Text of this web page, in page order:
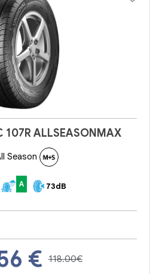
107R ALLSEASONMAX
Season
A 73dB
€ 118.00€